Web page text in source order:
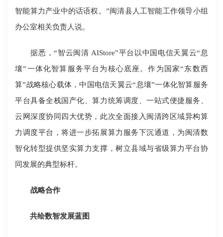
智能算力产业中的话语权。”闽清县人工智能工作领导小组
办公室相关负责人说。
据悉，“智云闽清 AIStore”平台以中国电信天翼云“息
壤”一体化智算服务平台为核心底座。作为国家“东数西
算”战略核心载体，中国电信天翼云“息壤”一体化智算服务
平台具备全栈国产化、算力统筹调度、一站式便捷服务、
云网深度协同四大优势，此次全面接入闽清跨区域异构算
力调度平台，将进一步拓展算力服务下沉通道，为闽清数
智化转型提供坚实算力支撑，树立县域与省级算力平台协
同发展的典型标杆。
战略合作
共绘数智发展蓝图